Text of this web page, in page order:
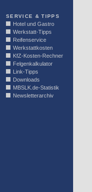
SERVICE & TIPPS
Hotel und Gastro
Werkstatt-Tipps
Reifenservice
Werkstattkosten
KfZ-Kosten-Rechner
Felgenkalkulator
Link-Tipps
Downloads
MBSLK.de-Statistik
Newsletterarchiv